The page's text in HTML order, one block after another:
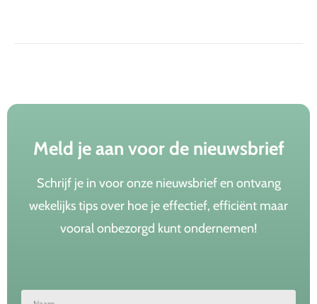
Meld je aan voor de nieuwsbrief
Schrijf je in voor onze nieuwsbrief en ontvang
wekelijks tips over hoe je effectief, efficiënt maar
vooral onbezorgd kunt ondernemen!